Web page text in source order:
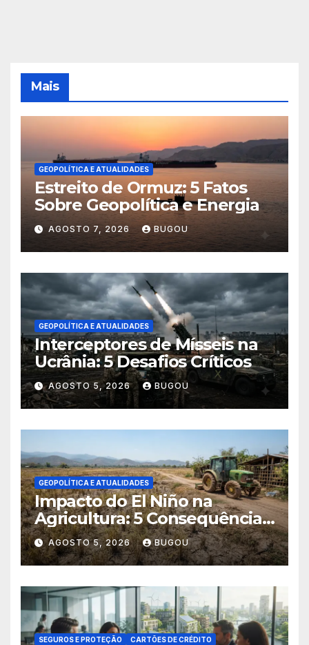
Mais
GEOPOLÍTICA E ATUALIDADES
Estreito de Ormuz: 5 Fatos
Sobre Geopolítica e Energia
AGOSTO 7, 2026 BUGOU
GEOPOLÍTICA E ATUALIDADES
Interceptores de Mísseis na
Ucrânia: 5 Desafios Críticos
AGOSTO 5, 2026 BUGOU
GEOPOLÍTICA E ATUALIDADES
Impacto do El Niño na
Agricultura: 5 Consequências
Críticas
AGOSTO 5, 2026 BUGOU
SEGUROS E PROTEÇÃO CARTÕES DE CRÉDITO